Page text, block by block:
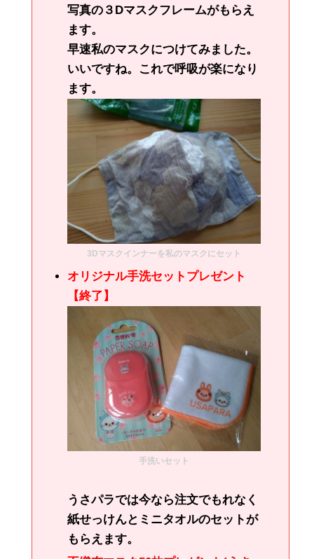
写真の３Dマスクフレームがもらえ
ます。
早速私のマスクにつけてみました。
いいですね。これで呼吸が楽になり
ます。
3Dマスクインナーを私のマスクにセット
オリジナル手洗セットプレゼント
【終了】
手洗いセット
うさパラでは今なら注文でもれなく
紙せっけんとミニタオルのセットが
もらえます。